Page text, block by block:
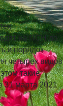
на ПСН до
и порядок
четырех видов
такие
31 марта 2021